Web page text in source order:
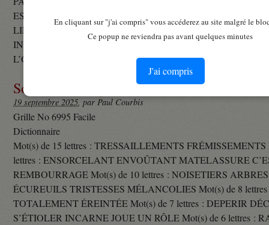
ESSARTER DÉFRICHER Mot(s) de 7 lettres : RETRAIT
LIEUX Mot(s) de 6 lettres : AGACEE IRRITÉE ARAIRE
INSTRUMENT DE LABOUR CABRER SE DRESSER
L’OBSTACLE (…)
Solution de la grille No 6995
19 septembre 2025, par Paul Courbis
Grille No 6995 Facile
Dictionnaire
Mot(s) de 15 lettres : TRESSAILLEMENTS FRÉMISSEMENTS
lettres : ENSORCELANT ENVOÛTANT MATELASSURE
REMBOURRAGE Mot(s) de 10 lettres : NOISETIERS
ÉCUREUILS TRISTESSES MÉLANCOLIES Mot(s) de 8
TOTALEMENT ÉREINTÉE Mot(s) de 7 lettres : DEPERIR
S’ÉTIOLER INCARNE JOUE UN RÔLE Mot(s) de 6 lettres :
En cliquant sur "j'ai compris" vous accéderez au site malgré le
Ce popup ne reviendra pas avant quelques minutes
J'ai compris